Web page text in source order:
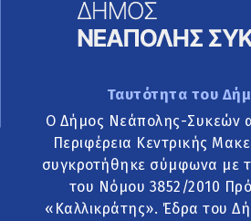
Ταυτότητα του
Ο Δήμος Νεάπολης-Συκεών
Περιφέρεια Κεντρικής
συγκροτήθηκε σύμφωνα με
του Νόμου 3852/2010
«Καλλικράτης». Έδρα του